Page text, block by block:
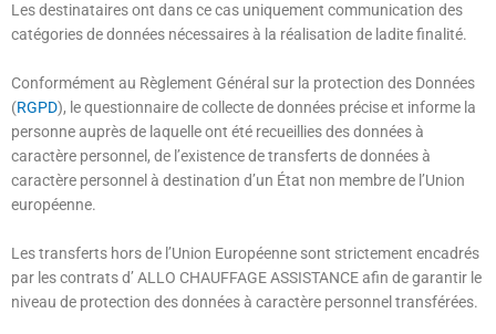
Les destinataires ont dans ce cas uniquement communication des
catégories de données nécessaires à la réalisation de ladite finalité.
Conformément au Règlement Général sur la protection des Données
(RGPD), le questionnaire de collecte de données précise et informe la
personne auprès de laquelle ont été recueillies des données à
caractère personnel, de l’existence de transferts de données à
caractère personnel à destination d’un État non membre de l’Union
européenne.
Les transferts hors de l’Union Européenne sont strictement encadrés
par les contrats d’ALLO CHAUFFAGE ASSISTANCEafin de garantir le
niveau de protection des données à caractère personnel transférées.